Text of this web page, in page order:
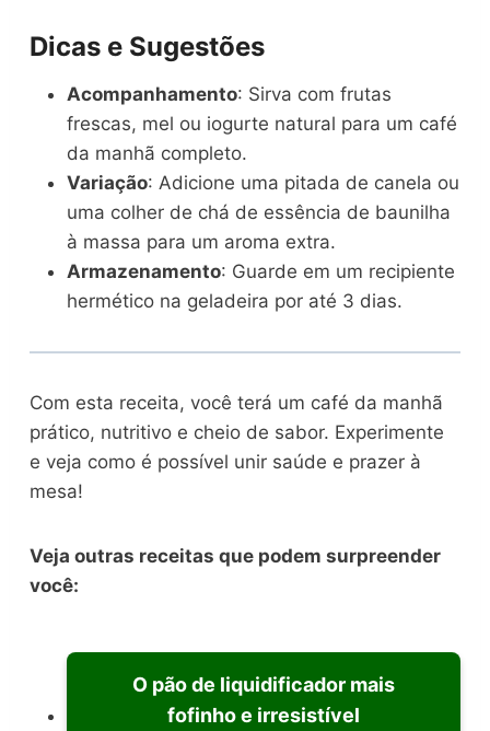
Dicas e Sugestões
Acompanhamento: Sirva com frutas
frescas, mel ou iogurte natural para um café
da manhã completo.
Variação: Adicione uma pitada de canela ou
uma colher de chá de essência de baunilha
à massa para um aroma extra.
Armazenamento: Guarde em um recipiente
hermético na geladeira por até 3 dias.
Com esta receita, você terá um café da manhã
prático, nutritivo e cheio de sabor. Experimente
e veja como é possível unir saúde e prazer à
mesa!
Veja outras receitas que podem surpreender
você:
O pão de liquidificador mais
fofinho e irresistível